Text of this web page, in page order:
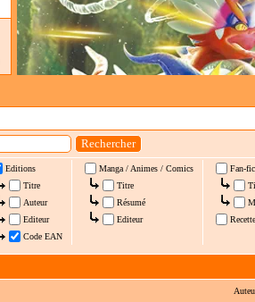
Editions
Titre
Auteur
Editeur
Code EAN
Manga / Animes / Comics
Titre
Résumé
Editeur
Fan-